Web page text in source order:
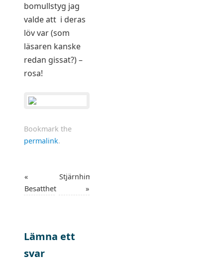
bomullstyg jag
valde att i deras
löv var (som
läsaren kanske
redan gissat?) –
rosa!
Bookmark the
permalink.
«
Besatthet
Stjärnhimlen
»
Lämna ett
svar